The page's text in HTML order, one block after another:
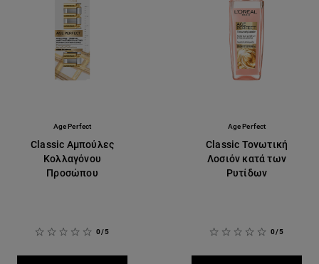
Age Perfect
Classic Αμπούλες
Κολλαγόνου
Προσώπου
0/5
Age Perfect
Classic Τονωτική
Λοσιόν κατά των
Ρυτίδων
0/5